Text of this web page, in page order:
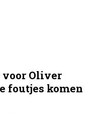
voor Oliver
foutjes komen